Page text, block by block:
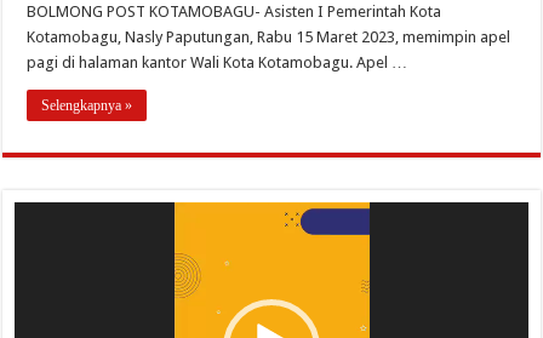
BOLMONG POST KOTAMOBAGU- Asisten I Pemerintah Kota
Kotamobagu, Nasly Paputungan, Rabu 15 Maret 2023, memimpin apel
pagi di halaman kantor Wali Kota Kotamobagu. Apel …
Selengkapnya »